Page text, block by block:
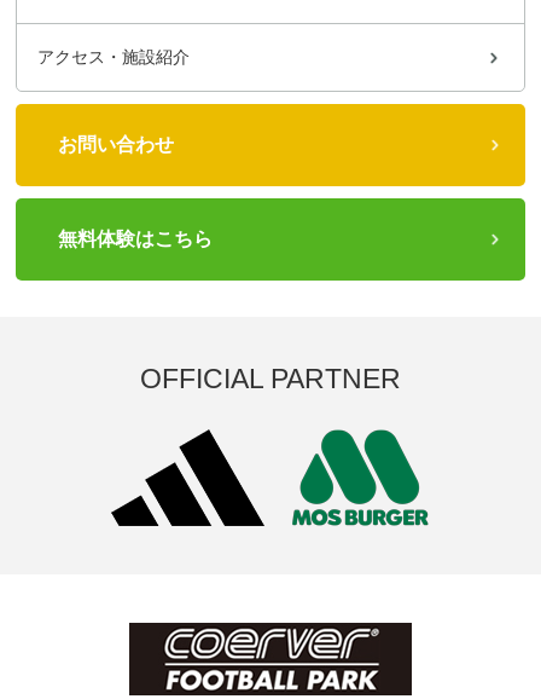
アクセス・施設紹介
お問い合わせ
無料体験はこちら
OFFICIAL PARTNER